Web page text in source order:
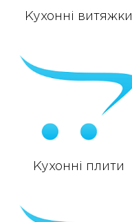
Кухонні витяжки
Кухонні плити